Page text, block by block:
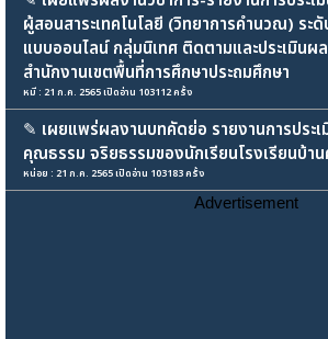
ผู้สอนสาระเทคโนโลยี (วิทยาการคำนวณ) ระ
แบบออนไลน์ กลุ่มนิเทศ ติดตามและประเมินผ
สำนักงานเขตพื้นที่การศึกษาประถมศึกษา
หมี : 21 ก.ค. 2565 เปิดอ่าน 103112 ครั้ง
✎ เผยแพร่ผลงานบทคัดย่อ รายงานการประเ
คุณธรรม จริยธรรมของนักเรียนโรงเรียนบ้า
หน่อย : 21 ก.ค. 2565 เปิดอ่าน 103183 ครั้ง
Advertisement